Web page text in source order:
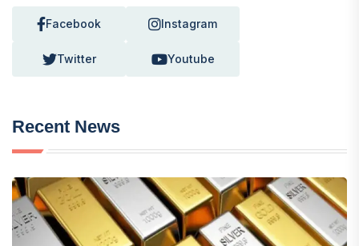
Facebook Instagram
Twitter Youtube
Recent News